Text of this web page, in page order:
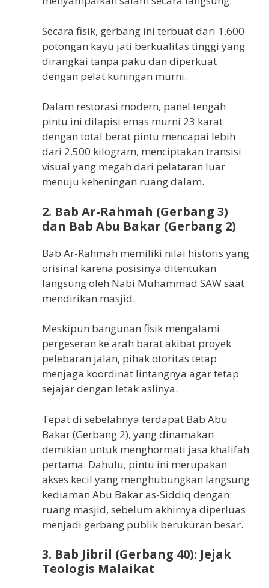
Secara fisik, gerbang ini terbuat dari 1.600
potongan kayu jati berkualitas tinggi yang
dirangkai tanpa paku dan diperkuat
dengan pelat kuningan murni.
Dalam restorasi modern, panel tengah
pintu ini dilapisi emas murni 23 karat
dengan total berat pintu mencapai lebih
dari 2.500 kilogram, menciptakan transisi
visual yang megah dari pelataran luar
menuju keheningan ruang dalam.
2. Bab Ar-Rahmah (Gerbang 3)
dan Bab Abu Bakar (Gerbang 2)
Bab Ar-Rahmah memiliki nilai historis yang
orisinal karena posisinya ditentukan
langsung oleh Nabi Muhammad SAW saat
mendirikan masjid.
Meskipun bangunan fisik mengalami
pergeseran ke arah barat akibat proyek
pelebaran jalan, pihak otoritas tetap
menjaga koordinat lintangnya agar tetap
sejajar dengan letak aslinya.
Tepat di sebelahnya terdapat Bab Abu
Bakar (Gerbang 2), yang dinamakan
demikian untuk menghormati jasa khalifah
pertama. Dahulu, pintu ini merupakan
akses kecil yang menghubungkan langsung
kediaman Abu Bakar as-Siddiq dengan
ruang masjid, sebelum akhirnya diperluas
menjadi gerbang publik berukuran besar.
3. Bab Jibril (Gerbang 40): Jejak
Teologis Malaikat